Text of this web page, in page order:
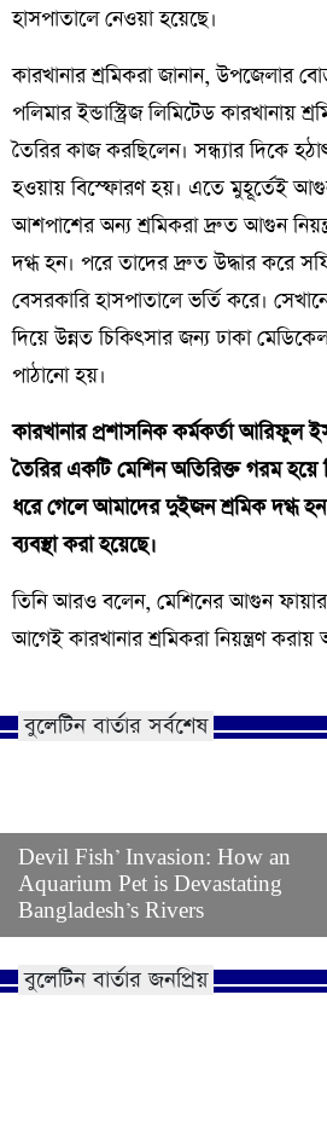
হাসপাতালে নেওয়া হয়েছে।
কারখানার শ্রমিকরা জানান, উপজেলার
পলিমার ইন্ডাস্ট্রিজ লিমিটেড কারখানায়
তৈরির কাজ করছিলেন। সন্ধ্যার দিকে
হওয়ায় বিস্ফোরণ হয়। এতে মুহূর্তেই
আশপাশের অন্য শ্রমিকরা দ্রুত আগুন
দগ্ধ হন। পরে তাদের দ্রুত উদ্ধার করে
বেসরকারি হাসপাতালে ভর্তি করে।
দিয়ে উন্নত চিকিৎসার জন্য ঢাকা
পাঠানো হয়।
কারখানার প্রশাসনিক কর্মকর্তা আরিফুল
তৈরির একটি মেশিন অতিরিক্ত গরম
ধরে গেলে আমাদের দুইজন শ্রমিক দগ্ধ
ব্যবস্থা করা হয়েছে।
তিনি আরও বলেন, মেশিনের আগুন ফায়ার
আগেই কারখানার শ্রমিকরা নিয়ন্ত্রণ
বুলেটিন বার্তার সর্বশেষ
Devil Fish’ Invasion: How an
Aquarium Pet is Devastating
Bangladesh’s Rivers
বুলেটিন বার্তার জনপ্রিয়